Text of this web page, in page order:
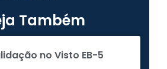
Também
no Visto EB-5